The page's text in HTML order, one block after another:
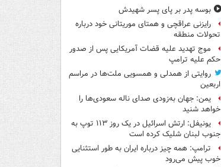
بوسه‌ پدر بر پای پسر شهیدش
رایزنی عراقچی و همتای موریتانی خود درباره
تحولات منطقه
موج تهدید علیه قضات آمریکایی پس از صدور
حکم علیه ترامپ
روایتی از همدلی و همسویی ملت‌ها در مراسم
اربعین
یمن: جهان به‌زودی صدای ناله سعودی‌ها را
خواهد شنید
یونیفل: ارتش اسرائیل در یک روز ۱۱۳ توپ به
جنوب لبنان شلیک کرده است
ترامپ: همه چیز درباره ایران به طور استثنایی
خوب پیش می‌رود